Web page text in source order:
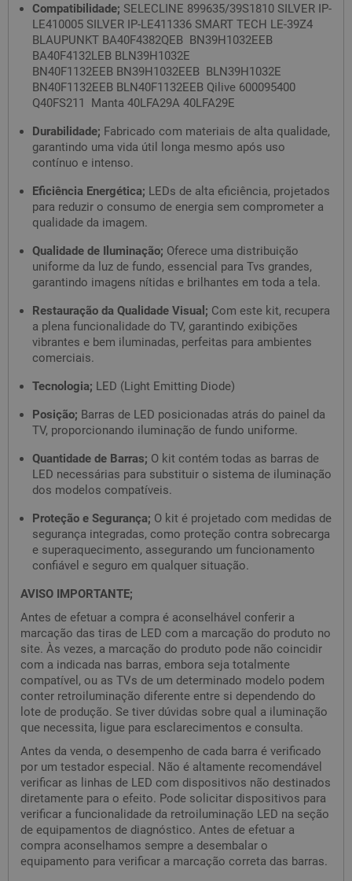
Compatibilidade; SELECLINE 899635/39S1810 SILVER IP-
LE410005 SILVER IP-LE411336 SMART TECH LE-39Z4
BLAUPUNKT BA40F4382QEB BN39H1032EEB
BA40F4132LEB BLN39H1032E
BN40F1132EEB BN39H1032EEB BLN39H1032E
BN40F1132EEB BLN40F1132EEB Qilive 600095400
Q40FS211 Manta 40LFA29A 40LFA29E
Durabilidade; Fabricado com materiais de alta qualidade,
garantindo uma vida útil longa mesmo após uso
contínuo e intenso.
Eficiência Energética; LEDs de alta eficiência, projetados
para reduzir o consumo de energia sem comprometer a
qualidade da imagem.
Qualidade de Iluminação; Oferece uma distribuição
uniforme da luz de fundo, essencial para Tvs grandes,
garantindo imagens nítidas e brilhantes em toda a tela.
Restauração da Qualidade Visual; Com este kit, recupera
a plena funcionalidade do TV, garantindo exibições
vibrantes e bem iluminadas, perfeitas para ambientes
comerciais.
Tecnologia; LED (Light Emitting Diode)
Posição; Barras de LED posicionadas atrás do painel da
TV, proporcionando iluminação de fundo uniforme.
Quantidade de Barras; O kit contém todas as barras de
LED necessárias para substituir o sistema de iluminação
dos modelos compatíveis.
Proteção e Segurança; O kit é projetado com medidas de
segurança integradas, como proteção contra sobrecarga
e superaquecimento, assegurando um funcionamento
confiável e seguro em qualquer situação.
AVISO IMPORTANTE;
Antes de efetuar a compra é aconselhável conferir a
marcação das tiras de LED com a marcação do produto no
site. Às vezes, a marcação do produto pode não coincidir
com a indicada nas barras, embora seja totalmente
compatível, ou as TVs de um determinado modelo podem
conter retroiluminação diferente entre si dependendo do
lote de produção. Se tiver dúvidas sobre qual a iluminação
que necessita, ligue para esclarecimentos e consulta.
Antes da venda, o desempenho de cada barra é verificado
por um testador especial. Não é altamente recomendável
verificar as linhas de LED com dispositivos não destinados
diretamente para o efeito. Pode solicitar dispositivos para
verificar a funcionalidade da retroiluminação LED na seção
de equipamentos de diagnóstico. Antes de efetuar a
compra aconselhamos sempre a desembalar o
equipamento para verificar a marcação correta das barras.